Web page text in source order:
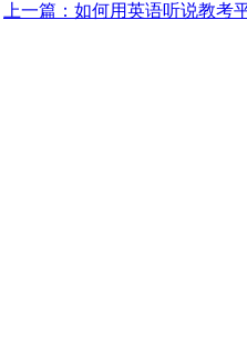
上一篇：如何用英语听说教考